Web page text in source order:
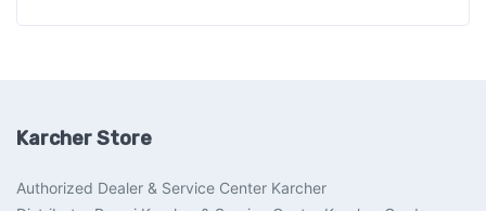
Karcher Store
Authorized Dealer & Service Center Karcher